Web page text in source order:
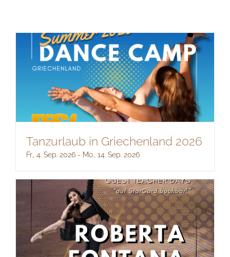
Tanzurlaub in Griechenland 2026
Fr., 4. Sep. 2026- Mo., 14. Sep. 2026